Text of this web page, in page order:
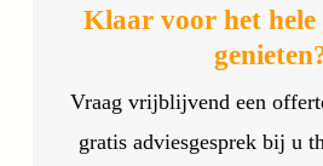
Klaar voor het
Vraag vrijblijvend een
gratis adviesgesprek bij u